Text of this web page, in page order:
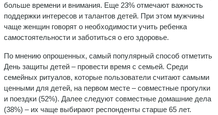
больше времени и внимания. Еще 23% отмечают важность
поддержки интересов и талантов детей. При этом мужчины
чаще женщин говорят о необходимости учить ребенка
самостоятельности и заботиться о его здоровье.
По мнению опрошенных, самый популярный способ отметить
День защиты детей – провести время с семьей. Среди
семейных ритуалов, которые пользователи считают самыми
ценными для детей, на первом месте – совместные прогулки
и поездки (52%). Далее следуют совместные домашние дела
(38%) – их чаще выбирают респонденты старше 65 лет.